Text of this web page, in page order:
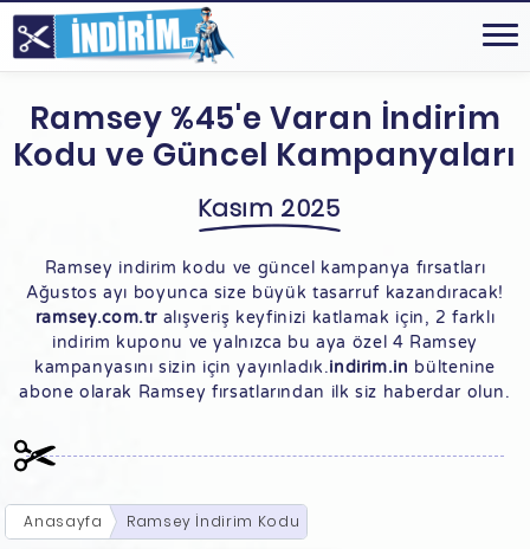
Ramsey %45'e Varan İndirim
Kodu ve Güncel Kampanyaları
Kasım 2025
Ramsey indirim kodu ve güncel kampanya fırsatları
Ağustos ayı boyunca size büyük tasarruf kazandıracak!
ramsey.com.tr alışveriş keyfinizi katlamak için, 2 farklı
indirim kuponu ve yalnızca bu aya özel 4 Ramsey
kampanyasını sizin için yayınladık.indirim.in bültenine
abone olarak Ramsey fırsatlarından ilk siz haberdar olun.
Anasayfa Ramsey İndirim Kodu